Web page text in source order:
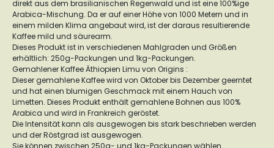
direkt aus dem brasilianischen Regenwald und ist eine 100%ige
Arabica-Mischung. Da er auf einer Höhe von 1000 Metern und in
einem milden Klima angebaut wird, ist der daraus resultierende
Kaffee mild und säurearm.
Dieses Produkt ist in verschiedenen Mahlgraden und Größen
erhältlich: 250g-Packungen und 1kg-Packungen.
Gemahlener Kaffee Äthiopien Limu von Origins :
Dieser gemahlene Kaffee wird von Oktober bis Dezember geerntet
und hat einen blumigen Geschmack mit einem Hauch von
Limetten. Dieses Produkt enthält gemahlene Bohnen aus 100%
Arabica und wird in Frankreich geröstet.
Die Intensität kann als ausgewogen bis stark beschrieben werden
und der Röstgrad ist ausgewogen.
Sie können zwischen 250g- und 1kg-Packungen wählen.